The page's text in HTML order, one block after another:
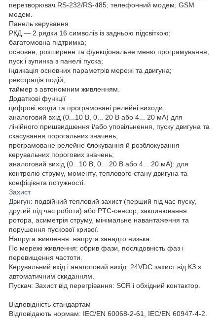
перетворювач RS-232/RS-485; телефонний модем; GSM
модем.
Панель керування
РКД — 2 рядки 16 символів із задньою підсвіткою;
багатомовна підтримка;
основне, розширене та функціональне меню програмування;
пуск і зупинка з панелі пуска;
індикація основних параметрів мережі та двигуна;
реєстрація подій;
таймер з автономним живленням.
Додаткові функції
цифрові входи та програмовані релейні виходи;
аналоговий вхід (0...10 В, 0... 20 В або 4... 20 мА) для
лінійного пришвидшення і/або уповільнення, пуску двигуна та
скасування порогальних значень;
програмоване релейне блокування й розблокування
керувальних порогових значень;
аналоговий вихід (0...10 В, 0... 20 В або 4... 20 мА): для
контролю струму, моменту, теплового стану двигуна та
коефіцієнта потужності.
Захист
Двигун: подвійний тепловий захист (перший під час пуску,
другий під час роботи) або PTC-сенсор, заклинювання
ротора, асиметрія струму, мінімальне навантаження та
порушення пускової кривої.
Напруга живлення: напруга занадто низька.
По мережі живлення: обрив фази, послідовність фаз і
перевищення частоти.
Керувальний вхід і аналоговий вихід: 24VDC захист від КЗ з
автоматичним скиданням.
Пускач: Захист від перегрівання: SCR і обхідний контактор.
Відповідність стандартам
Відповідають нормам: IEC/EN 60068-2-61, IEC/EN 60947-4-2.